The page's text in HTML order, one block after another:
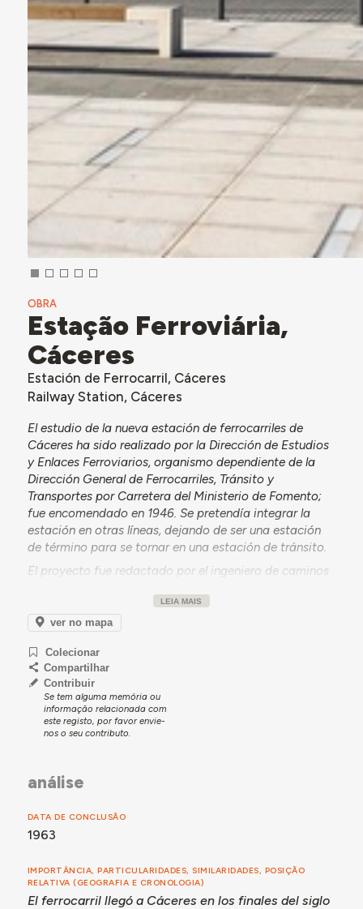
OBRA
Estação Ferroviária,
Cáceres
Estación de Ferrocarril, Cáceres
Railway Station, Cáceres
El estudio de la nueva estación de ferrocarriles de
Cáceres ha sido realizado por la Dirección de Estudios
y Enlaces Ferroviarios, organismo dependiente de la
Dirección General de Ferrocarriles, Tránsito y
Transportes por Carretera del Ministerio de Fomento;
fue encomendado en 1946. Se pretendía integrar la
estación en otras líneas, dejando de ser una estación
de término para se tornar en una estación de tránsito.
El proyecto fue redactado por el ingeniero de caminos
obras públicas Vicente Olalla, según programa
proporcionado por la Red Nacional de los Ferrocarriles
redactó en 1953 y se adaptó en 1959 en respuesta a las
peticiones formuladas durante el proceso de
evaluación. Razones económicas obligaron a retrasar
la finalización de las obras, concluidas en 1963. La
estación fue inaugurada el 26 de marzo de ese año.
parte del Plan General de Reconstrucción Ferroviaria,
red ferroviaria nacional.
El pabellón central, de acogida de viajeros, tuvo
periodo se creo un nuevo parking y se construyo una
plaza de acceso a la estación.
LEIA MAIS
ver no mapa
Colecionar
Compartilhar
Contribuir
Se tem alguma memória ou
informação relacionada com
este registo, por favor envie-
nos o seu contributo.
análise
DATA DE CONCLUSÃO
1963
IMPORTÂNCIA, PARTICULARIDADES, SIMILARIDADES, POSIÇÃO
RELATIVA (GEOGRAFIA E CRONOLOGIA)
El ferrocarril llegó a Cáceres en los finales del siglo